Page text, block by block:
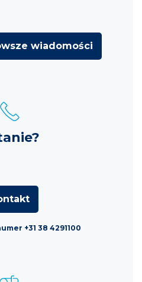
wiadomości
+31 38 4291100